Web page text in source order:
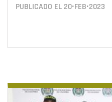
PUBLICADO EL 20•FEB•2023